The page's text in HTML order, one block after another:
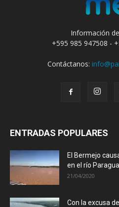
Información
+595 985 947508 -
Contáctanos:
ENTRADAS POPULARES
El Bermejo
en el río
21/04/2020
Con la excusa